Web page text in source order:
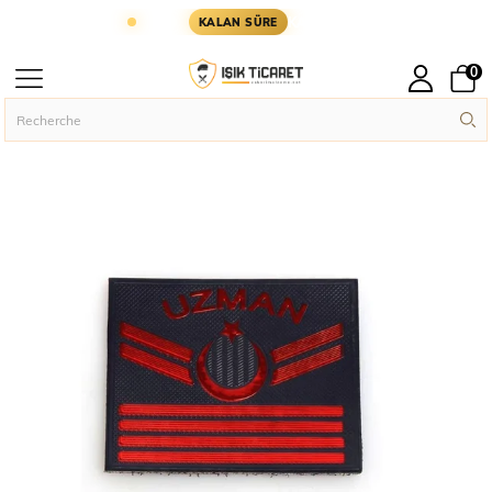
KALAN SÜRE KARGOYA YETİŞMESİ İÇİN
0
Page principal